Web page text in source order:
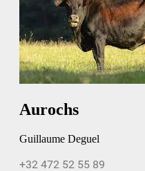
Aurochs
Guillaume Deguel